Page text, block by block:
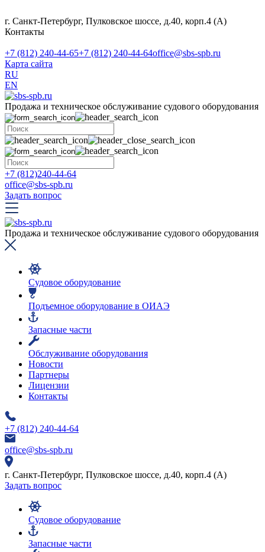
г. Санкт-Петербург, Пулковское шоссе, д.40, корп.4 (А)
Контакты
+7 (812) 240-44-65+7 (812) 240-44-64office@sbs-spb.ru
Карта сайта
RU
EN
Продажа и техническое обслуживание судового оборудования
+7 (812)240-44-64
office@sbs-spb.ru
Задать вопрос
Продажа и техническое обслуживание судового оборудования
Судовое оборудование
Подъемное оборудование в ОИАЭ
Запасные части
Обслуживание оборудования
Новости
Партнеры
Лицензии
Контакты
+7 (812) 240-44-64
office@sbs-spb.ru
г. Санкт-Петербург, Пулковское шоссе, д.40, корп.4 (А)
Задать вопрос
Судовое оборудование
Запасные части